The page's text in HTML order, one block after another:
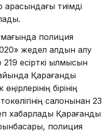
арасындағы тиімді
полиция
жедел алдын алу
есірткі қылмысын
Қарағанды
бірінің
салонынан 23
хабарлады Қарағанды
полиция